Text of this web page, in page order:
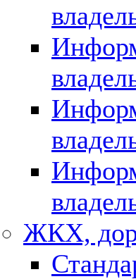
ЖКХ,